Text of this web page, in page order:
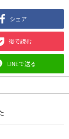
シェア
後で読む
LINEで送る